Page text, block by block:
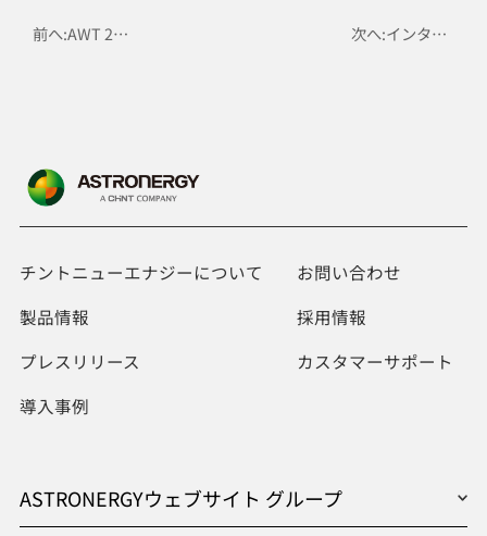
前へ:AWT 2025開幕：Astronergyブランドグローバルツアーの舞台を中国へ 次へ:インターソーラー・サウスアメリカ展示会にて、AstronergyがTOPCon 5.0技術と防汚モジュールを発表
チントニューエナジーについて
お問い合わせ
製品情報
採用情報
プレスリリース
カスタマーサポート
導入事例
ASTRONERGYウェブサイト グループ